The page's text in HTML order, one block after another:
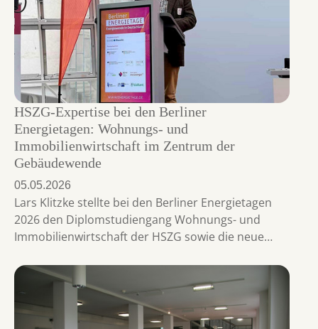
HSZG-Expertise bei den Berliner
Energietagen: Wohnungs- und
Immobilienwirtschaft im Zentrum der
Gebäudewende
05.05.2026
Lars Klitzke stellte bei den Berliner Energietagen
2026 den Diplomstudiengang Wohnungs- und
Immobilienwirtschaft der HSZG sowie die neue…